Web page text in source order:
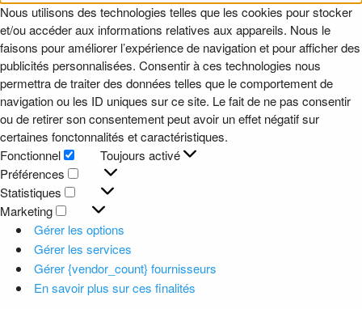
Nous utilisons des technologies telles que les cookies pour stocker
et/ou accéder aux informations relatives aux appareils. Nous le
faisons pour améliorer l’expérience de navigation et pour afficher des
publicités personnalisées. Consentir à ces technologies nous
permettra de traiter des données telles que le comportement de
navigation ou les ID uniques sur ce site. Le fait de ne pas consentir
ou de retirer son consentement peut avoir un effet négatif sur
certaines fonctonnalités et caractéristiques.
Fonctionnel
Fonctionnel
Toujours activé
Préférences
Préférences
Statistiques
Statistiques
Marketing
Marketing
Gérer les options
Gérer les services
Gérer {vendor_count} fournisseurs
En savoir plus sur ces finalités